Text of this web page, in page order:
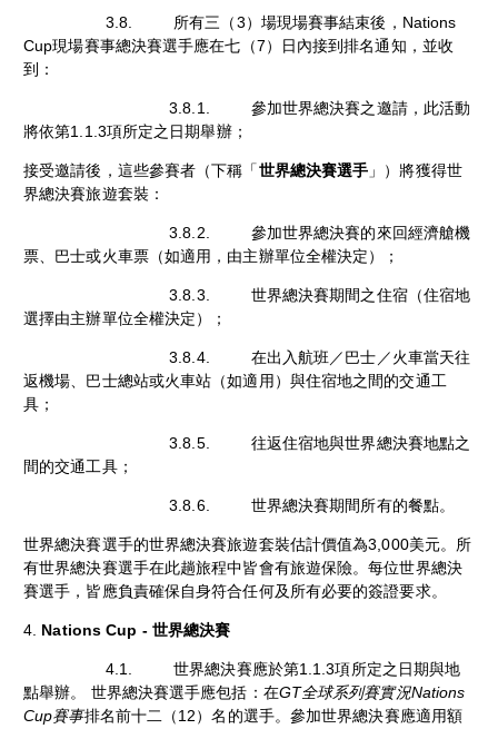
3.8. 所有三（3）場現場賽事結束後，Nations
Cup現場賽事總決賽選手應在七（7）日內接到排名通知，並收
到：
3.8.1. 參加世界總決賽之邀請，此活動
將依第1.1.3項所定之日期舉辦；
接受邀請後，這些參賽者（下稱「世界總決賽選手 」）將獲得世
界總決賽旅遊套裝：
3.8.2. 參加世界總決賽的來回經濟艙機
票、巴士或火車票（如適用，由主辦單位全權決定）；
3.8.3. 世界總決賽期間之住宿（住宿地
選擇由主辦單位全權決定）；
3.8.4. 在出入航班／巴士／火車當天往
返機場、巴士總站或火車站（如適用）與住宿地之間的交通工
具；
3.8.5. 往返住宿地與世界總決賽地點之
間的交通工具；
3.8.6. 世界總決賽期間所有的餐點。
世界總決賽選手的世界總決賽旅遊套裝估計價值為3,000美元。所
有世界總決賽選手在此趟旅程中皆會有旅遊保險。每位世界總決
賽選手，皆應負責確保自身符合任何及所有必要的簽證要求。
4. Nations Cup - 世界總決賽
4.1. 世界總決賽應於第1.1.3項所定之日期與地
點舉辦。 世界總決賽選手應包括：在GT全球系列賽實況Nations
Cup賽事排名前十二（12）名的選手。參加世界總決賽應適用額